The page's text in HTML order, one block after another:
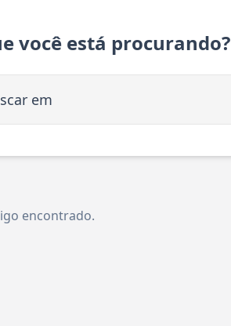
você está procurando?
encontrado.